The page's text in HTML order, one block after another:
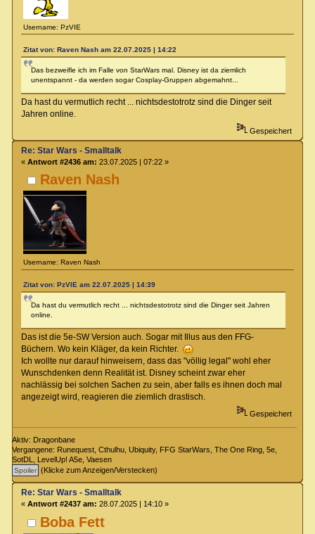
Username: PzVIE
Zitat von: Raven Nash am 22.07.2025 | 14:22
Das bezweifle ich im Falle von StarWars mal. Disney ist da ziemlich
unentspannt - da werden sogar Cosplay-Gruppen abgemahnt...
Da hast du vermutlich recht ... nichtsdestotrotz sind die Dinger seit
Jahren online.
Gespeichert
Raven Nash
Username: Raven Nash
Re: Star Wars - Smalltalk
« Antwort #2436 am: 23.07.2025 | 07:22 »
Zitat von: PzVIE am 22.07.2025 | 14:39
Da hast du vermutlich recht ... nichtsdestotrotz sind die Dinger seit Jahren
online.
Das ist die 5e-SW Version auch. Sogar mit Illus aus den FFG-
Büchern. Wo kein Kläger, da kein Richter.
Ich wollte nur darauf hinweisern, dass das "völlig legal" wohl eher
Wunschdenken denn Realität ist. Disney scheint zwar eher
nachlässig bei solchen Sachen zu sein, aber falls es ihnen doch mal
angezeigt wird, reagieren die ziemlich drastisch.
Gespeichert
Aktiv: Dragonbane
Vergangene: Runequest, Cthulhu, Ubiquity, FFG StarWars, The One Ring, 5e,
SotDL, LevelUp! A5e, Vaesen
(Klicke zum Anzeigen/Verstecken)
Boba Fett
Re: Star Wars - Smalltalk
« Antwort #2437 am: 28.07.2025 | 14:10 »